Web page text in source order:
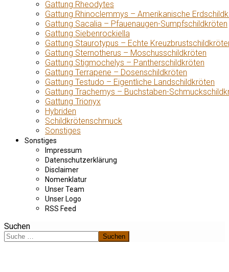
Gattung Rheodytes
Gattung Rhinoclemmys – Amerikanische
Gattung Sacalia – Pfauenaugen-Sumpfschildkröten
Gattung Siebenrockiella
Gattung Staurotypus – Echte
Gattung Sternotherus – Moschusschildkröten
Gattung Stigmochelys – Pantherschildkröten
Gattung Terrapene – Dosenschildkröten
Gattung Testudo – Eigentliche Landschildkröten
Gattung Trachemys – Buchstaben-
Gattung Trionyx
Hybriden
Schildkrötenschmuck
Sonstiges
Sonstiges
Impressum
Datenschutzerklärung
Disclaimer
Nomenklatur
Unser Team
Unser Logo
RSS Feed
Suchen
Suchen